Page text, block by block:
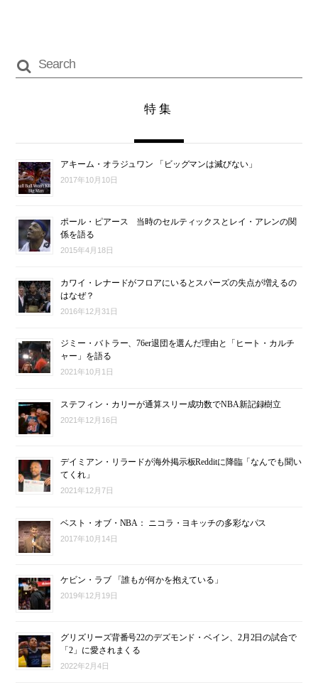
特集
アキーム・オラジュワン 「ビッグマンは滅びない」
2017年10月10日
ポール・ピアース 当時のセルティックスとレイ・アレンの関
係を語る
2015年4月18日
カワイ・レナードがフロアにいるとスパーズの失点が増えるの
はなぜ？
2016年12月31日
ジミー・バトラー、76er退団を選んだ理由と「ヒート・カルチ
ャー」を語る
2021年10月1日
ステフィン・カリーが通算スリー成功数でNBA新記録樹立
2021年12月16日
デイミアン・リラードが海外掲示板Redditに降臨「なんでも聞い
てくれ」
2021年12月7日
ベスト・オブ・NBA： ニコラ・ヨキッチの多彩なパス
2017年10月14日
ケビン・ラブ 「誰もが何かを抱えている」
2019年12月19日
グリズリーズ背番号22のデズモンド・ベイン、2月2日の試合で
「2」に愛されまくる
2022年2月4日